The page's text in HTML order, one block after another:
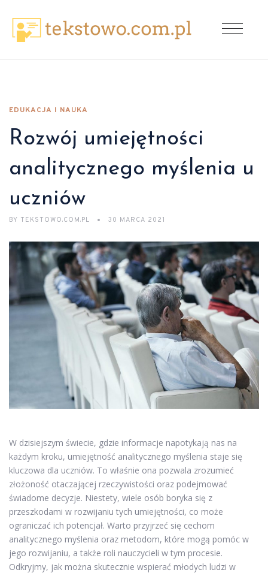
EDUKACJA I NAUKA
Rozwój umiejętności
analitycznego myślenia u
uczniów
BY TEKSTOWO.COM.PL 30 MARCA 2021
W dzisiejszym świecie, gdzie informacje napotykają nas na
każdym kroku, umiejętność analitycznego myślenia staje się
kluczowa dla uczniów. To właśnie ona pozwala zrozumieć
złożoność otaczającej rzeczywistości oraz podejmować
świadome decyzje. Niestety, wiele osób boryka się z
przeszkodami w rozwijaniu tych umiejętności, co może
ograniczać ich potencjał. Warto przyjrzeć się cechom
analitycznego myślenia oraz metodom, które mogą pomóc w
jego rozwijaniu, a także roli nauczycieli w tym procesie.
Odkryjmy, jak można skutecznie wspierać młodych ludzi w